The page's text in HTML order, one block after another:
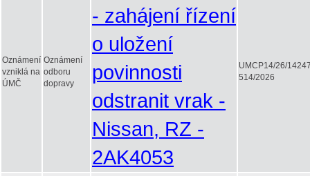
Oznámení
vzniklá na
ÚMČ
Oznámení
odboru
dopravy
- zahájení řízení
o uložení
povinnosti
odstranit vrak -
Nissan, RZ -
2AK4053
UMCP14/26/
514/2026